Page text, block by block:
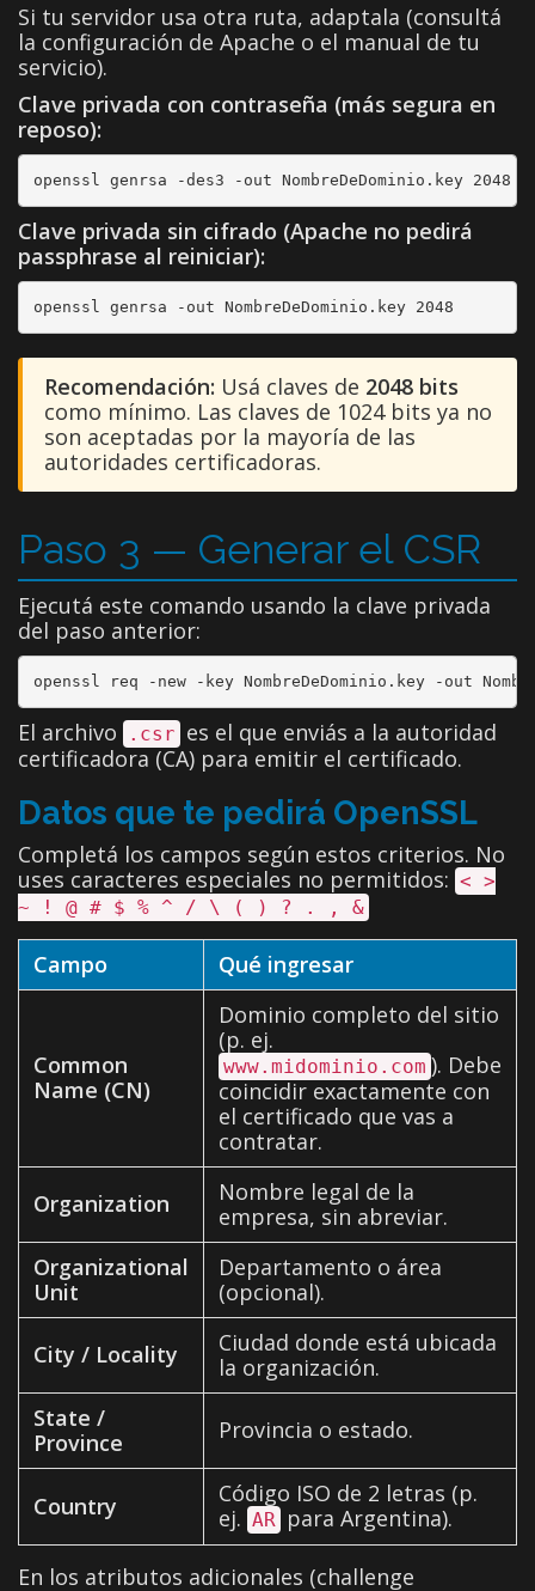
Si tu servidor usa otra ruta, adaptala (consultá
la configuración de Apache o el manual de tu
servicio).
Clave privada con contraseña (más segura en
reposo):
openssl genrsa -des3 -out NombreDeDominio.key 2048
Clave privada sin cifrado (Apache no pedirá
passphrase al reiniciar):
openssl genrsa -out NombreDeDominio.key 2048
Recomendación: Usá claves de 2048 bits
como mínimo. Las claves de 1024 bits ya no
son aceptadas por la mayoría de las
autoridades certificadoras.
Paso 3 — Generar el CSR
Ejecutá este comando usando la clave privada
del paso anterior:
openssl req -new -key NombreDeDominio.key -out
El archivo .csr es el que enviás a la autoridad
certificadora (CA) para emitir el certificado.
Datos que te pedirá OpenSSL
Completá los campos según estos criterios. No
uses caracteres especiales no permitidos: < >
~ ! @ # $ % ^ / \ ( ) ? . , &
Campo Qué ingresar
Common
Name (CN)
Dominio completo del sitio
(p. ej.
www.midominio.com ). Debe
coincidir exactamente con
el certificado que vas a
contratar.
Organization
Nombre legal de la
empresa, sin abreviar.
Organizational
Unit
Departamento o área
(opcional).
City / Locality
Ciudad donde está ubicada
la organización.
State /
Province
Provincia o estado.
Country
Código ISO de 2 letras (p.
ej. AR para Argentina).
En los atributos adicionales (challenge